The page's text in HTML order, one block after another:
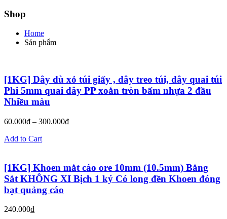
Shop
Home
Sản phẩm
[1KG] Dây dù xỏ túi giấy , dây treo túi, dây quai túi
Phi 5mm quai dây PP xoắn tròn bấm nhựa 2 đầu
Nhiều màu
60.000₫ – 300.000₫
Add to Cart
[1KG] Khoen mắt cáo ore 10mm (10.5mm) Bằng
Sắt KHÔNG XI Bịch 1 ký Có long đền Khoen đóng
bạt quảng cáo
240.000₫